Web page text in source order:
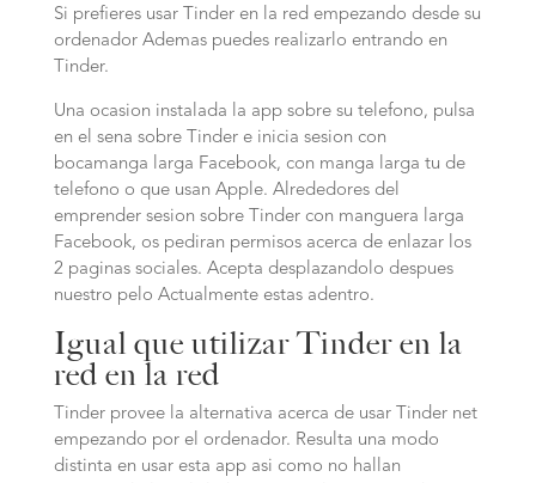
Si prefieres usar Tinder en la red empezando desde su
ordenador Ademas puedes realizarlo entrando en
Tinder.
Una ocasion instalada la app sobre su telefono, pulsa
en el sena sobre Tinder e inicia sesion con
bocamanga larga Facebook, con manga larga tu de
telefono o que usan Apple. Alrededores del
emprender sesion sobre Tinder con manguera larga
Facebook, os pediran permisos acerca de enlazar los
2 paginas sociales. Acepta desplazandolo despues
nuestro pelo Actualmente estas adentro.
Igual que utilizar Tinder en la
red en la red
Tinder provee la alternativa acerca de usar Tinder net
empezando por el ordenador. Resulta una modo
distinta en usar esta app asi como no hallan